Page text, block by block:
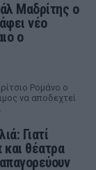
Μαδρίτης ο
νέο
ο
Ρομάνο ο
να αποδεχτεί
Γιατί
και θέατρα